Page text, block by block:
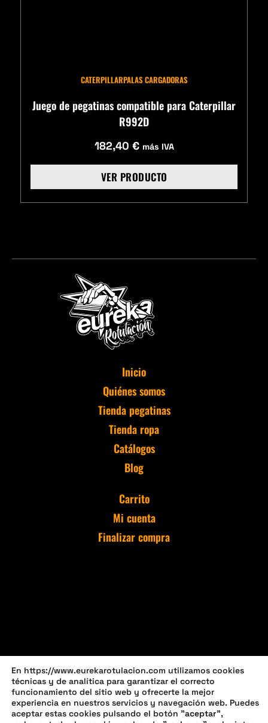
CATERPILLARPALAS CARGADORAS
Juego de pegatinas compatible para Caterpillar
R992D
182,40 € más IVA
VER PRODUCTO
Inicio
Quiénes somos
Tienda pegatinas
Tienda ropa
Catálogos
Blog
Carrito
Mi cuenta
Finalizar compra
En https://www.eurekarotulacion.com utilizamos cookies
técnicas y de analítica para garantizar el correcto
funcionamiento del sitio web y ofrecerte la mejor
experiencia en nuestros servicios y navegación web. Puedes
aceptar estas cookies pulsando el botón "aceptar",